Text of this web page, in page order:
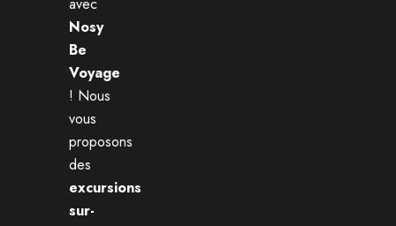
avec
Nosy
Be
Voyage
! Nous
vous
proposons
des
excursions
sur-